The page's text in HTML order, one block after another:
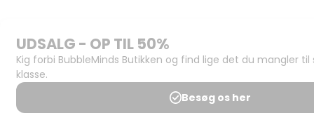
Support og
juridisk:
Spørgsmål og
svar
Medlemsbetingelser